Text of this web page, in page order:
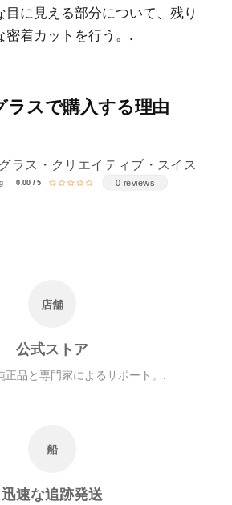
目に見える部分について、残り
密着カットを行う。.
ラスで購入する理由
ラス・クリエイティブ・スイス
0.00 / 5 0 reviews
店舗
公式ストア
正品と専門家によるサポート。.
船
迅速な追跡発送